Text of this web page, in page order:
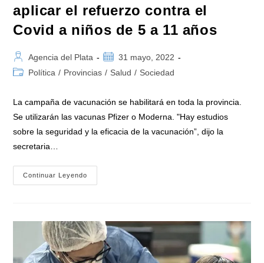
aplicar el refuerzo contra el
Covid a niños de 5 a 11 años
Autor
de
Agencia del Plata
Publicación
de
31 mayo, 2022
Categoría
entrada:
Política / Provincias / Salud / Sociedad
La campaña de vacunación se habilitará en toda la provincia.
Se utilizarán las vacunas Pfizer o Moderna. "Hay estudios
sobre la seguridad y la eficacia de la vacunación”, dijo la
secretaria…
Continuar Leyendo
Córdoba
Refuerzo
Contra
El
Covid
A